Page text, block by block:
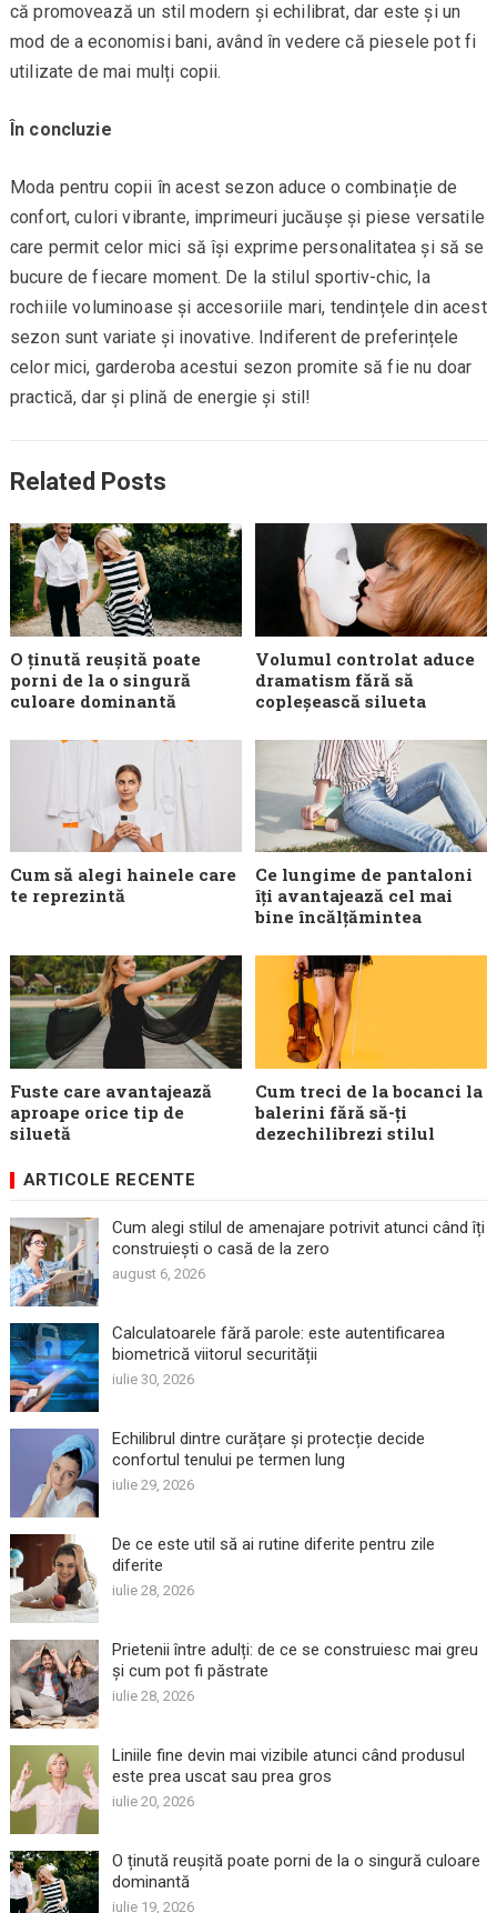
că promovează un stil modern și echilibrat, dar este și un
mod de a economisi bani, având în vedere că piesele pot fi
utilizate de mai mulți copii.
În concluzie
Moda pentru copii în acest sezon aduce o combinație de
confort, culori vibrante, imprimeuri jucăușe și piese versatile
care permit celor mici să își exprime personalitatea și să se
bucure de fiecare moment. De la stilul sportiv-chic, la
rochiile voluminoase și accesoriile mari, tendințele din acest
sezon sunt variate și inovative. Indiferent de preferințele
celor mici, garderoba acestui sezon promite să fie nu doar
practică, dar și plină de energie și stil!
Related Posts
O ținută reușită poate
porni de la o singură
culoare dominantă
Volumul controlat aduce
dramatism fără să
copleșească silueta
Cum să alegi hainele care
te reprezintă
Ce lungime de pantaloni
îți avantajează cel mai
bine încălțămintea
Fuste care avantajează
aproape orice tip de
siluetă
Cum treci de la bocanci la
balerini fără să-ți
dezechilibrezi stilul
ARTICOLE RECENTE
Cum alegi stilul de amenajare potrivit atunci când îți
construiești o casă de la zero
august 6, 2026
Calculatoarele fără parole: este autentificarea
biometrică viitorul securității
iulie 30, 2026
Echilibrul dintre curățare și protecție decide
confortul tenului pe termen lung
iulie 29, 2026
De ce este util să ai rutine diferite pentru zile
diferite
iulie 28, 2026
Prietenii între adulți: de ce se construiesc mai greu
și cum pot fi păstrate
iulie 28, 2026
Liniile fine devin mai vizibile atunci când produsul
este prea uscat sau prea gros
iulie 20, 2026
O ținută reușită poate porni de la o singură culoare
dominantă
iulie 19, 2026